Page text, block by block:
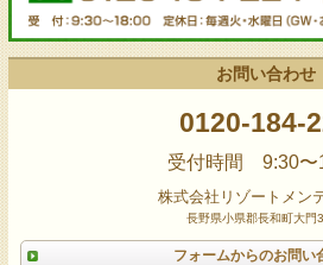
お問い合わせ
0120-184-
受付時間 9:30〜
株式会社リゾートメン
長野県小県郡長和町大門
フォームからのお問い